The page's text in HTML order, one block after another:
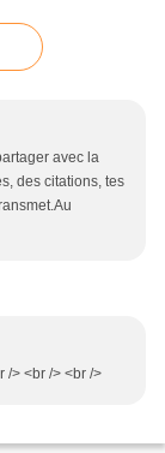
avec la
des citations, tes
/> <br /> <br />